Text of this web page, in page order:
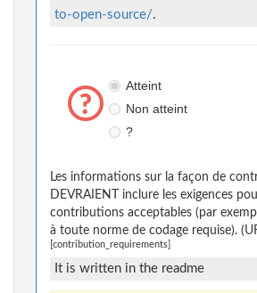
to-open-source/.
Atteint
Non atteint
?
Les informations sur la façon de
DEVRAIENT inclure les exigences
contributions acceptables (par
à toute norme de codage requise).
[contribution_requirements]
It is written in the readme